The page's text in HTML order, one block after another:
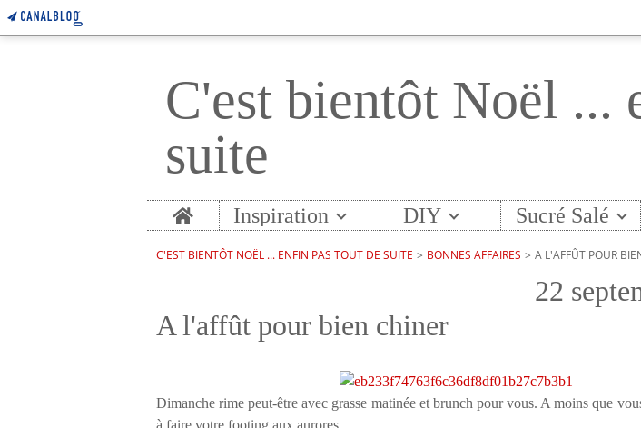
C'est bientôt Noël ...
suite
Home Inspiration DIY Sucré Salé
C'EST BIENTÔT NOËL ... ENFIN PAS TOUT DE SUITE > BONNES AFFAIRES > A L'AFFÛT POUR
22
A l'affût pour bien chiner
Dimanche rime peut-être avec grasse matinée et brunch pour vous. A moins que
à faire votre footing aux aurores.